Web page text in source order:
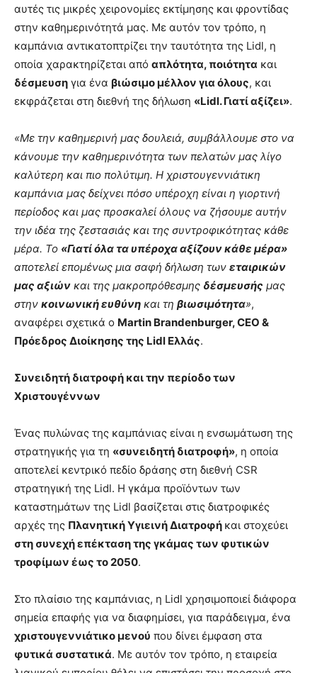
αυτές τις μικρές χειρονομίες εκτίμησης και φροντίδας
στην καθημερινότητά μας. Με αυτόν τον τρόπο, η
καμπάνια αντικατοπτρίζει την ταυτότητα της Lidl, η
οποία χαρακτηρίζεται από απλότητα, ποιότητα και
δέσμευση για ένα βιώσιμο μέλλον για όλους, και
εκφράζεται στη διεθνή της δήλωση «Lidl. Γιατί αξίζει».
«Με την καθημερινή μας δουλειά, συμβάλλουμε στο να
κάνουμε την καθημερινότητα των πελατών μας λίγο
καλύτερη και πιο πολύτιμη. Η χριστουγεννιάτικη
καμπάνια μας δείχνει πόσο υπέροχη είναι η γιορτινή
περίοδος και μας προσκαλεί όλους να ζήσουμε αυτήν
την ιδέα της ζεστασιάς και της συντροφικότητας κάθε
μέρα. Το «Γιατί όλα τα υπέροχα αξίζουν κάθε μέρα»
αποτελεί επομένως μια σαφή δήλωση των εταιρικών
μας αξιών και της μακροπρόθεσμης δέσμευσής μας
στην κοινωνική ευθύνη και τη βιωσιμότητα»,
αναφέρει σχετικά ο Martin Brandenburger,CEO &
Πρόεδρος Διοίκησης της Lidl Ελλάς.
Συνειδητή διατροφή και την περίοδο των
Χριστουγέννων
Ένας πυλώνας της καμπάνιας είναι η ενσωμάτωση της
στρατηγικής για τη «συνειδητή διατροφή», η οποία
αποτελεί κεντρικό πεδίο δράσης στη διεθνή CSR
στρατηγική της Lidl. Η γκάμα προϊόντων των
καταστημάτων της Lidl βασίζεται στις διατροφικές
αρχές της Πλανητική Υγιεινή Διατροφή και στοχεύει
στη συνεχή επέκταση της γκάμας των φυτικών
τροφίμων έως το 2050.
Στο πλαίσιο της καμπάνιας, η Lidl χρησιμοποιεί διάφορα
σημεία επαφής για να διαφημίσει, για παράδειγμα, ένα
χριστουγεννιάτικο μενού που δίνει έμφαση στα
φυτικά συστατικά. Με αυτόν τον τρόπο, η εταιρεία